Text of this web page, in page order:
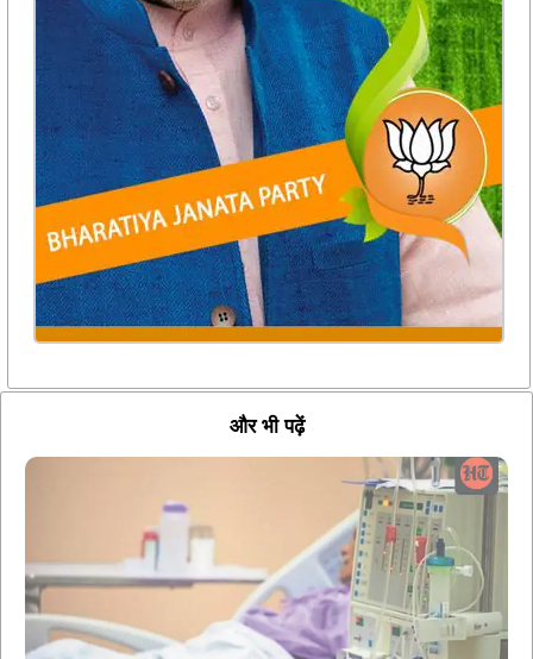
और भी पढ़ें